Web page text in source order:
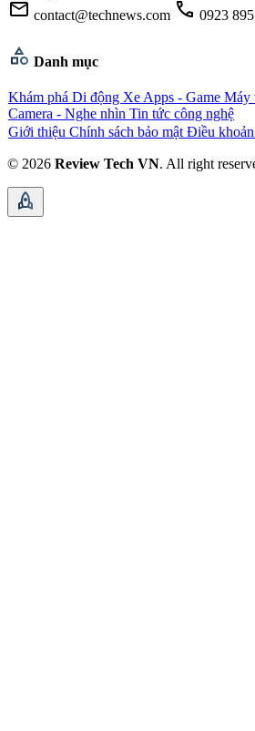
mail contact@technews.com call 0923
category Danh mục
Khám phá Di động Xe Apps - Game Máy
Camera - Nghe nhìn Tin tức công nghệ
Giới thiệu Chính sách bảo mật Điều
© 2026 Review Tech VN. All right
rocket